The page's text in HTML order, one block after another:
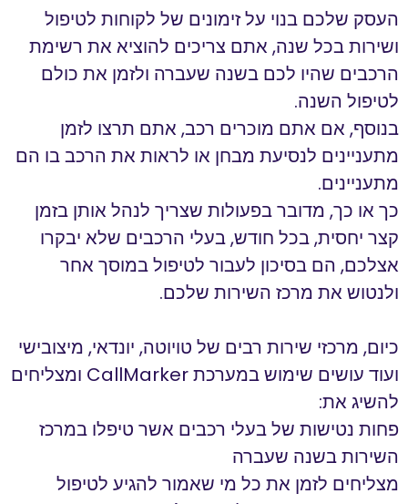
zoom_in זום (הגדלה)
remove_circle_outline הקטנת גופן
add_circle_outline הגדלת גופן
spellcheck גופן קריא
ניגודיות בהירה
brightness_low ניגודיות כהה
format_underlined הוסף קו תחתון לקישורים
font_download סמן קישורים
לאפס
האפשרויות
העסק שלכם בנוי על זימונים של לקוחות לטיפול
ושירות בכל שנה, אתם צריכים להוציא את רשימת
הרכבים שהיו לכם בשנה שעברה ולזמן את כולם
לטיפול השנה.
בנוסף, אם אתם מוכרים רכב, אתם תרצו לזמן
מתעניינים לנסיעת מבחן או לראות את הרכב בו הם
מתעניינים.
כך או כך, מדובר בפעולות שצריך לנהל אותן בזמן
קצר יחסית, בכל חודש, בעלי הרכבים שלא יבקרו
אצלכם, הם בסיכון לעבור לטיפול במוסך אחר
ולנטוש את מרכז השירות שלכם.
כיום, מרכזי שירות רבים של טויוטה, יונדאי, מיצובישי
ועוד עושים שימוש במערכת CallMarker ומצליחים
להשיג את:
פחות נטישות של בעלי רכבים אשר טיפלו במרכז
השירות בשנה שעברה
מצליחים לזמן את כל מי שאמור להגיע לטיפול